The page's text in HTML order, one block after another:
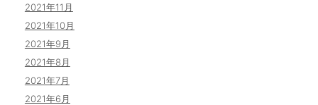
2021年11月
2021年10月
2021年9月
2021年8月
2021年7月
2021年6月